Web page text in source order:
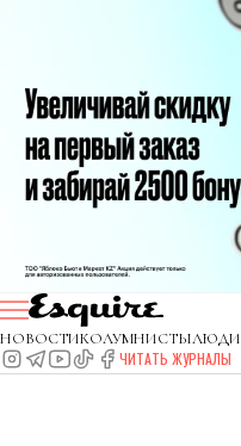
НОВОСТИКОЛУМНИСТЫЛЮДИ
ЧИТАТЬ ЖУРНАЛЫ